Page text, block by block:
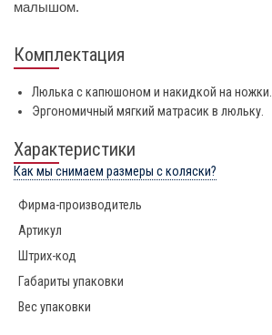
малышом.
Комплектация
Люлька с капюшоном и накидкой на ножки.
Эргономичный мягкий матрасик в люльку.
Характеристики
Как мы снимаем размеры с коляски?
Фирма-производитель
Артикул
Штрих-код
Габариты упаковки
Вес упаковки